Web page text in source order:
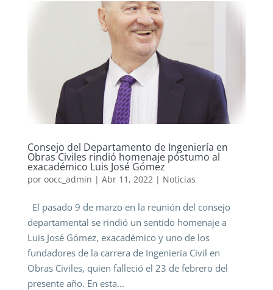
Consejo del Departamento de Ingeniería en
Obras Civiles rindió homenaje póstumo al
exacadémico Luis José Gómez
por oocc_admin | Abr 11, 2022| Noticias
El pasado 9 de marzo en la reunión del consejo
departamental se rindió un sentido homenaje a
Luis José Gómez, exacadémico y uno de los
fundadores de la carrera de Ingeniería Civil en
Obras Civiles, quien falleció el 23 de febrero del
presente año. En esta...